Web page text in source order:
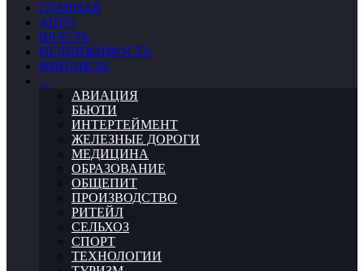
ГЛАВНАЯ
АВТО
ВЛАСТЬ
НЕДВИЖИМОСТЬ
ФИНАНСЫ
…
АВИАЦИЯ
БЬЮТИ
ИНТЕРТЕЙМЕНТ
ЖЕЛЕЗНЫЕ ДОРОГИ
МЕДИЦИНА
ОБРАЗОВАНИЕ
ОБЩЕПИТ
ПРОИЗВОДСТВО
РИТЕЙЛ
СЕЛЬХОЗ
СПОРТ
ТЕХНОЛОГИИ